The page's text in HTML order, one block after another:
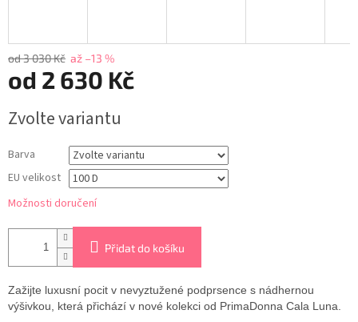
od 3 030 Kč až –13 %
od 2 630 Kč
cena:
Zvolte variantu
Barva
EU velikost
Možnosti doručení
Přidat do košíku
Zažijte luxusní pocit v nevyztužené podprsence s nádhernou
výšivkou, která přichází v nové kolekci od PrimaDonna Cala Luna.